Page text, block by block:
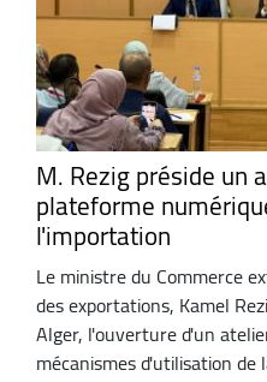
M. Rezig préside un
plateforme
l'importation
Le ministre du Commerce
des exportations, Kamel
Alger, l'ouverture d'un
mécanismes d'utilisation de